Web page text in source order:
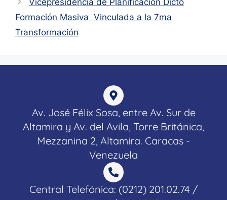
Vicepresidencia de Planificación Dictó
Formación Masiva Vinculada a la 7ma
Transformación
Av. José Félix Sosa, entre Av. Sur de
Altamira y Av. del Avila, Torre Británica,
Mezzanina 2, Altamira. Caracas -
Venezuela
Central Telefónica: (0212) 201.02.74 /